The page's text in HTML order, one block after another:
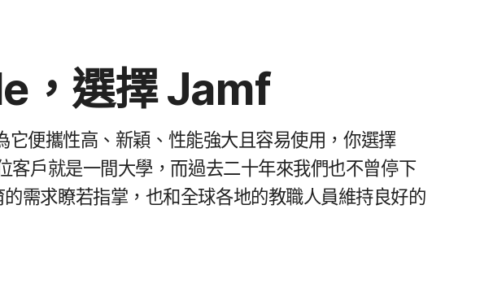
，​選擇Jamf
它​便攜性​高、​新穎、​性​能​強大且​容易​使用，​你​選擇
客戶​就是​一間​大學，​而​過去​二十​年​來​我們​也​不​曾​停下​
需求​瞭若​指掌，​也​和​全球​各​地​的​教職​人員​維持​良好​的​